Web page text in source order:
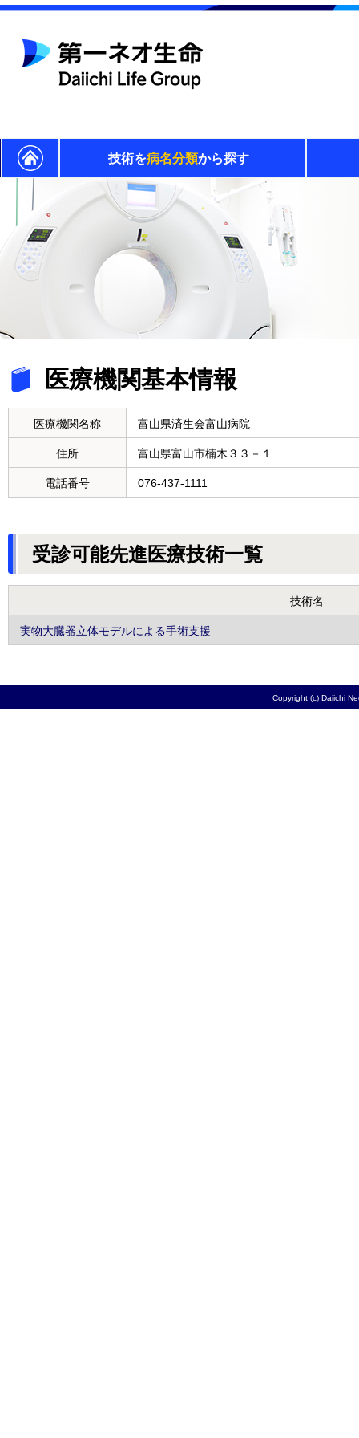
技術を病名分類から探す
医療機関基本情報
医療機関名称 富山県済生会富山病院
住所 富山県富山市楠木３３－１
電話番号 076-437-1111
受診可能先進医療技術一覧
技術名
実物大臓器立体モデルによる手術支援
Copyright (c) Daiichi